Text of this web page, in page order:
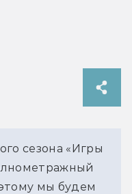
сезона «Игры
мы будем